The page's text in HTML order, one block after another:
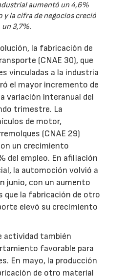
aumentó un 4,6%
y la cifra de negocios creció
un 3,7%.
la fabricación de
(CNAE 30), que
vinculadas a la industria
el mayor incremento de
variación interanual del
trimestre. La
de motor,
(CNAE 29)
un crecimiento
del empleo. En afiliación
la automoción volvió a
junio, con un aumento
que la fabricación de otro
elevó su crecimiento
actividad también
favorable para
En mayo, la producción
de otro material